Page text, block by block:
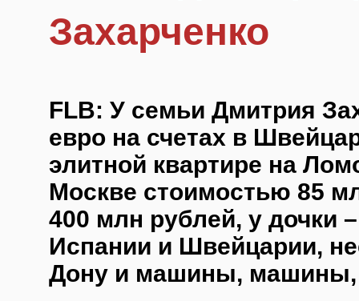
Захарченко
FLB: У семьи Дмитрия
евро на счетах в
элитной квартире на
Москве стоимостью 85
400 млн рублей, у дочки
Испании и Швейцарии,
Дону и машины,